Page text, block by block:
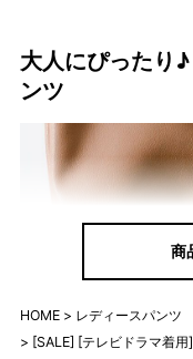
大人にぴったり
ンツ
商
HOME
レディースパンツ
[SALE] [テレビドラマ着